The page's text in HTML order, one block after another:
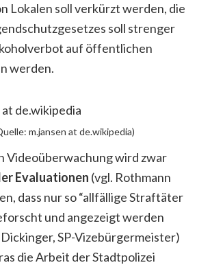
Lokalen soll verkürzt werden, die
soll strenger
auf öffentlichen
werden.
m.jansen at de.wikipedia)
Videoüberwachung wird zwar
Evaluationen (vgl. Rothmann
dass nur so “allfällige Straftäter
und angezeigt werden
SP-Vizebürgermeister)
die Arbeit der Stadtpolizei